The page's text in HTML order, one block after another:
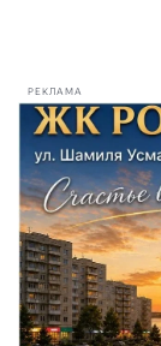
РЕКЛАМА